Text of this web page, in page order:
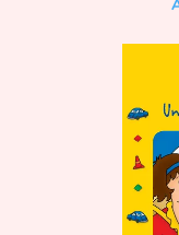
Tales and classics